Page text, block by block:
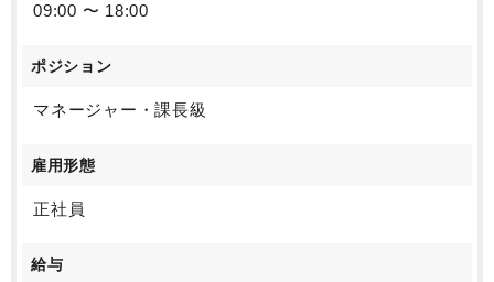
09:00 〜 18:00
ポジション
マネージャー・課長級
雇用形態
正社員
給与